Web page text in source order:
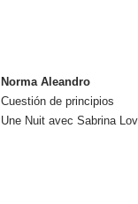
Norma Aleandro
Cuestión de principios
Une Nuit avec Sabrina